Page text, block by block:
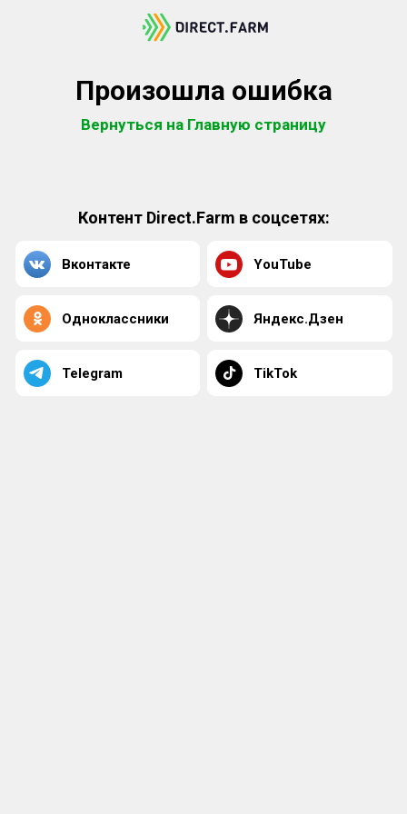
Произошла ошибка
Вернуться на Главную страницу
Контент Direct.Farm в соцсетях:
Вконтакте YouTube
Одноклассники Яндекс.Дзен
Telegram TikTok